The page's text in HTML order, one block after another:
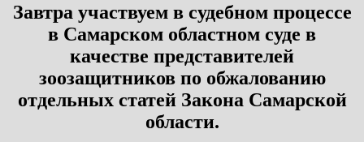
Завтра участвуем в судебном процессе
в Самарском областном суде в
качестве представителей
зоозащитников по обжалованию
отдельных статей Закона Самарской
области.